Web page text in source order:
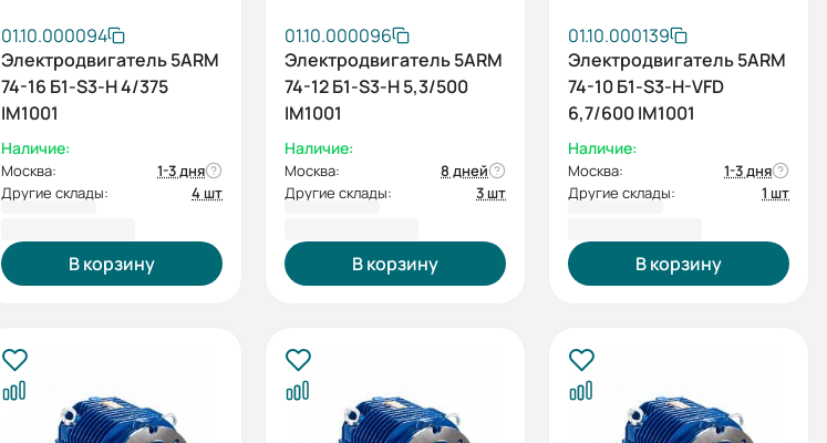
01.10.000094
Электродвигатель 5ARM
74-16 Б1-S3-Н 4/375
IM1001
Наличие:
Москва:
1-3 дня
Другие склады:
4 шт
В корзину
01.10.000096
Электродвигатель 5ARM
74-12 Б1-S3-H 5,3/500
IM1001
Наличие:
Москва:
8 дней
Другие склады:
3 шт
В корзину
01.10.000139
Электродвигатель 5ARM
74-10 Б1-S3-H-VFD
6,7/600 IM1001
Наличие:
Москва:
1-3 дня
Другие склады:
1 шт
В корзину